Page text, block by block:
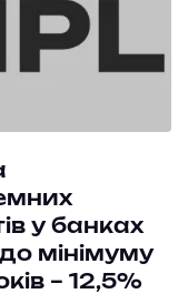
у банках
мінімуму
– 12,5%